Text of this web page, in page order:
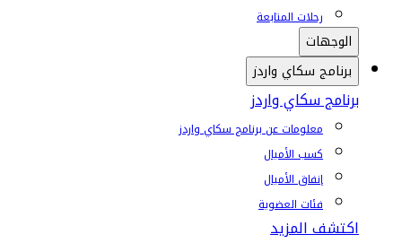
رحلات المتابعة
الوجهات
برنامج سكاي واردز
برنامج سكاي واردز
معلومات عن برنامج سكاي واردز
كسب الأميال
إنفاق الأميال
فئات العضوية
اكتشف المزيد